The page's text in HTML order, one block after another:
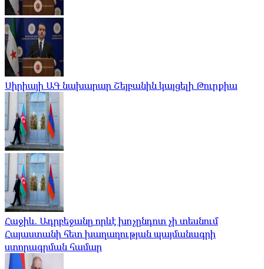
Սիրիայի ԱԳ նախարար Շեյբանին կայցելի Թուրքիա
Հաջիև. Ադրբեջանը որևէ խոչընդոտ չի տեսնում
Հայաստանի հետ խաղաղության պայմանագրի
ստորագրման համար